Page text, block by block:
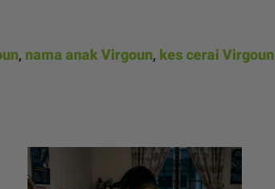
, nama anak Virgoun, kes cerai Virgoun